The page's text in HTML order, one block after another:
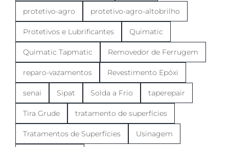
protetivo-agro protetivo-agro-altobrilho
Protetivos e Lubrificantes Quimatic
Quimatic Tapmatic Removedor de Ferrugem
reparo-vazamentos Revestimento Epóxi
senai Sipat Solda a Frio taperepair
Tira Grude tratamento de superfícies
Tratamentos de Superfícies Usinagem